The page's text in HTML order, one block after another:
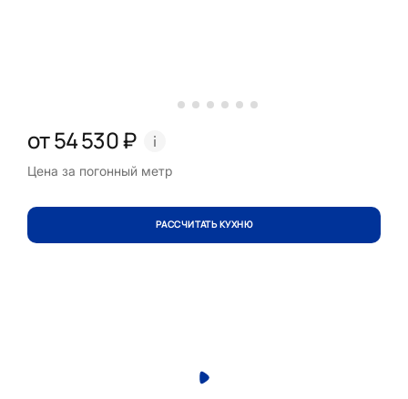
от 54 530 ₽
Цена за погонный метр
РАССЧИТАТЬ КУХНЮ